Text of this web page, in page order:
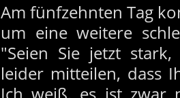
Am fünfzehnten Tag
um eine weitere
"Seien Sie jetzt
leider mitteilen, dass